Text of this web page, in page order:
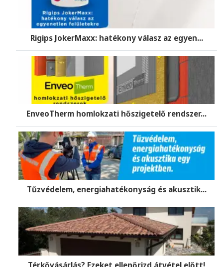
Rigips JokerMaxx: hatékony válasz az egyen...
EnveoTherm homlokzati hőszigetelő rendszer...
Tűzvédelem, energiahatékonyság és akusztik...
Térkővásárlás? Ezeket ellenőrizd átvétel előtt!